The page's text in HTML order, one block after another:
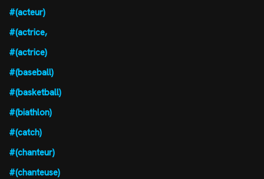
#(acteur)
#(actrice,
#(actrice)
#(baseball)
#(basketball)
#(biathlon)
#(catch)
#(chanteur)
#(chanteuse)